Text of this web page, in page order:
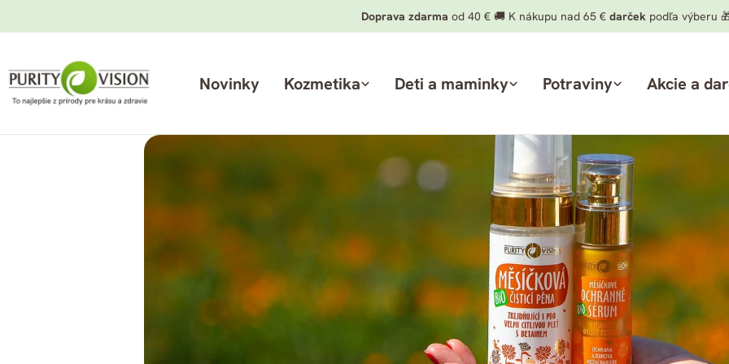
na
Doprava zdarma od 40 € 🚚 K nákupu nad 65 € darček podľa výberu
Novinky Kozmetika Deti a maminky Potraviny Akcie a